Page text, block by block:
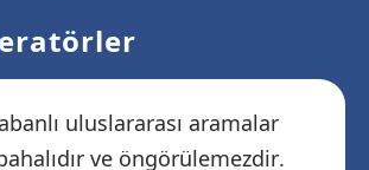
uluslararası aramalar
ve öngörülemezdir.